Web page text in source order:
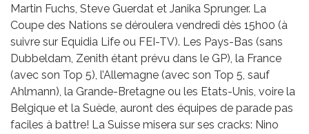
Martin Fuchs, Steve Guerdat et Janika Sprunger. La
Coupe des Nations se déroulera vendredi dès 15h00 (à
suivre sur Equidia Life ou FEI-TV). Les Pays-Bas (sans
Dubbeldam, Zenith étant prévu dans le GP), la France
(avec son Top 5), l’Allemagne (avec son Top 5, sauf
Ahlmann), la Grande-Bretagne ou les Etats-Unis, voire la
Belgique et la Suède, auront des équipes de parade pas
faciles à battre! La Suisse misera sur ses cracks: Nino